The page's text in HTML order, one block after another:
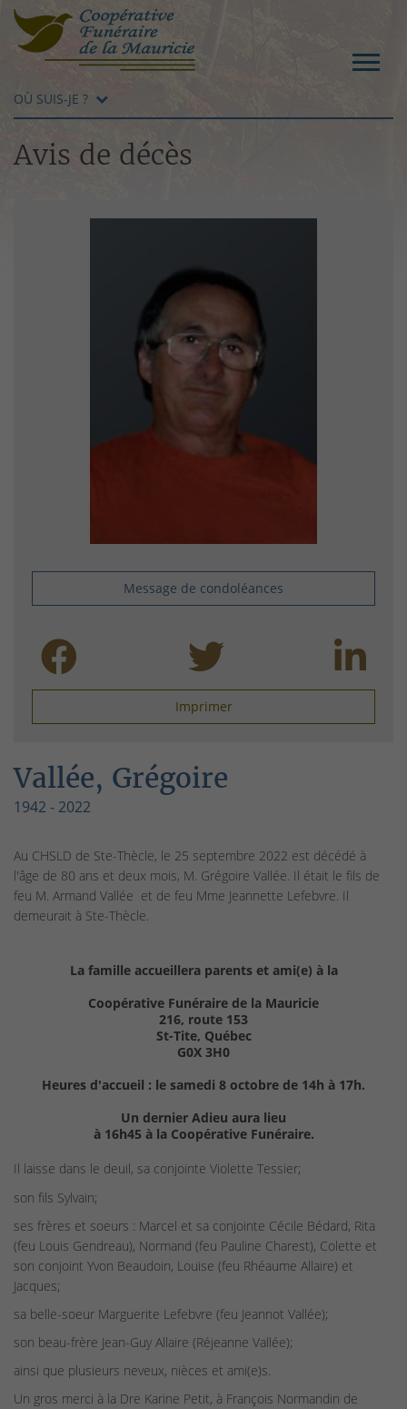
OÙ SUIS-JE ?
Avis de décès
Message de condoléances
Imprimer
Vallée, Grégoire
1942 - 2022
Au CHSLD de Ste-Thècle, le 25 septembre 2022 est décédé à
l'âge de 80 ans et deux mois, M. Grégoire Vallée. Il était le fils de
feu M. Armand Vallée et de feu Mme Jeannette Lefebvre. Il
demeurait à Ste-Thècle.
La famille accueillera parents et ami(e) à la
Coopérative Funéraire de la Mauricie
216, route 153
St-Tite, Québec
G0X 3H0
Heures d'accueil : le samedi 8 octobre de 14h à 17h.
Un dernier Adieu aura lieu
à 16h45 à la Coopérative Funéraire.
Il laisse dans le deuil, sa conjointe Violette Tessier;
son fils Sylvain;
ses frères et soeurs : Marcel et sa conjointe Cécile Bédard, Rita
(feu Louis Gendreau), Normand (feu Pauline Charest), Colette et
son conjoint Yvon Beaudoin, Louise (feu Rhéaume Allaire) et
Jacques;
sa belle-soeur Marguerite Lefebvre (feu Jeannot Vallée);
son beau-frère Jean-Guy Allaire (Réjeanne Vallée);
ainsi que plusieurs neveux, nièces et ami(e)s.
Un gros merci à la Dre Karine Petit, à François Normandin de